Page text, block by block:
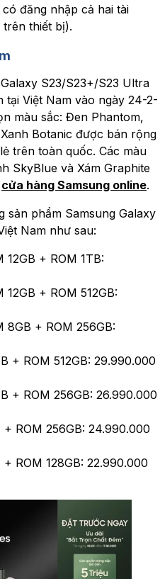
đăng nhập cả hai tài
trên thiết bị).
S23/S23+/S23 Ultra
Việt Nam vào ngày 24-2-
màu sắc: Đen Phantom,
Botanic được bán rộng
trên toàn quốc. Các màu
SkyBlue và Xám Graphite
cửa hàng Samsung online.
sản phẩm Samsung Galaxy
Nam như sau:
+ ROM 1TB:
+ ROM 512GB:
8GB + ROM 256GB:
+ ROM 512GB: 29.990.000
+ ROM 256GB: 26.990.000
ROM 256GB: 24.990.000
ROM 128GB: 22.990.000